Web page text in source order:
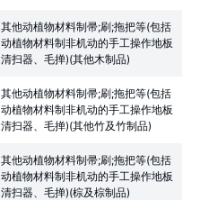
其他动植物材料制帚;刷;拖把等(包括
动植物材料制非机动的手工操作地板
清扫器、毛掸)(其他木制品)
其他动植物材料制帚;刷;拖把等(包括
动植物材料制非机动的手工操作地板
清扫器、毛掸)(其他竹及竹制品)
其他动植物材料制帚;刷;拖把等(包括
动植物材料制非机动的手工操作地板
清扫器、毛掸)(棕及棕制品)